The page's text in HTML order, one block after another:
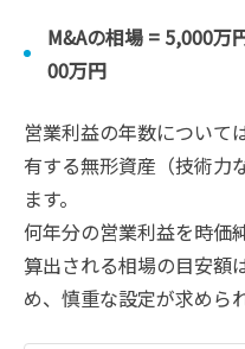
M&Aの相場 = 5,000
00万円
営業利益の年数については
有する無形資産（技術力
ます。
何年分の営業利益を時価
算出される相場の目安額
め、慎重な設定が求めら